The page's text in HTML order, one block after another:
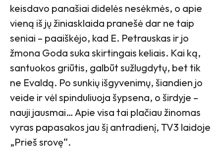
keisdavo panašiai didelės nesėkmės, o apie
vieną iš jų žiniasklaida pranešė dar ne taip
seniai – paaiškėjo, kad E. Petrauskas ir jo
žmona Goda suka skirtingais keliais. Kai ką,
santuokos griūtis, galbūt sužlugdytų, bet tik
ne Evaldą. Po sunkių išgyvenimų, šiandien jo
veide ir vėl spinduliuoja šypsena, o širdyje –
nauji jausmai… Apie visa tai plačiau žinomas
vyras papasakos jau šį antradienį, TV3 laidoje
„Prieš srovę“.